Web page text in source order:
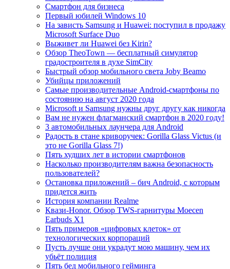
Смартфон для бизнеса
Первый юбилей Windows 10
На зависть Samsung и Huawei: поступил в продажу
Microsoft Surface Duo
Выживет ли Huawei без Kirin?
Обзор TheoTown — бесплатный симулятор
градостроителя в духе SimCity
Быстрый обзор мобильного света Joby Beamo
Убийцы приложений
Самые производительные Android-смартфоны по
состоянию на август 2020 года
Microsoft и Samsung нужны друг другу как никогда
Вам не нужен флагманский смартфон в 2020 году!
3 автомобильных лаунчера для Android
Радость в стане криворучек: Gorilla Glass Victus (и
это не Gorilla Glass 7!)
Пять худших лет в истории смартфонов
Насколько производителям важна безопасность
пользователей?
Остановка приложений – бич Android, c которым
придется жить
История компании Realme
Квази-Honor. Обзор TWS-гарнитуры Moecen
Earbuds X1
Пять примеров «цифровых клеток» от
технологических корпораций
Пусть лучше они украдут мою машину, чем их
убьёт полиция
Пять бед мобильного гейминга